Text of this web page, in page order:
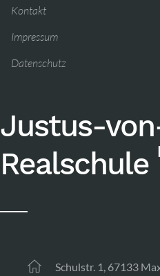
Kontakt
Impressum
Datenschutz
Justus-
Realschule
Schulstr. 1, 67133